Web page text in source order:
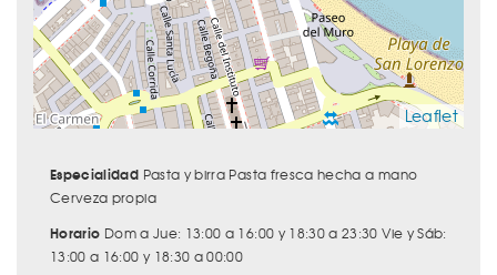
Leaflet
Especialidad Pasta y birra Pasta fresca hecha a mano
Cerveza propia
Horario Dom a Jue: 13:00 a 16:00 y 18:30 a 23:30 Vie y Sáb:
13:00 a 16:00 y 18:30 a 00:00